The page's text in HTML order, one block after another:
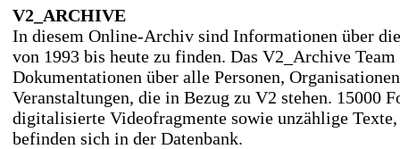
V2_ARCHIVE
In diesem Online-Archiv sind Informationen über
von 1993 bis heute zu finden. Das V2_Archive
Dokumentationen über alle Personen,
Veranstaltungen, die in Bezug zu V2 stehen. 15000
digitalisierte Videofragmente sowie unzählige
befinden sich in der Datenbank.